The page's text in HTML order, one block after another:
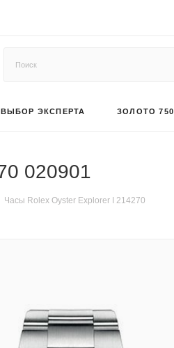
ВЫБОР ЭКСПЕРТА ЗОЛОТО 750
020901
Часы Rolex Oyster Explorer I 214270